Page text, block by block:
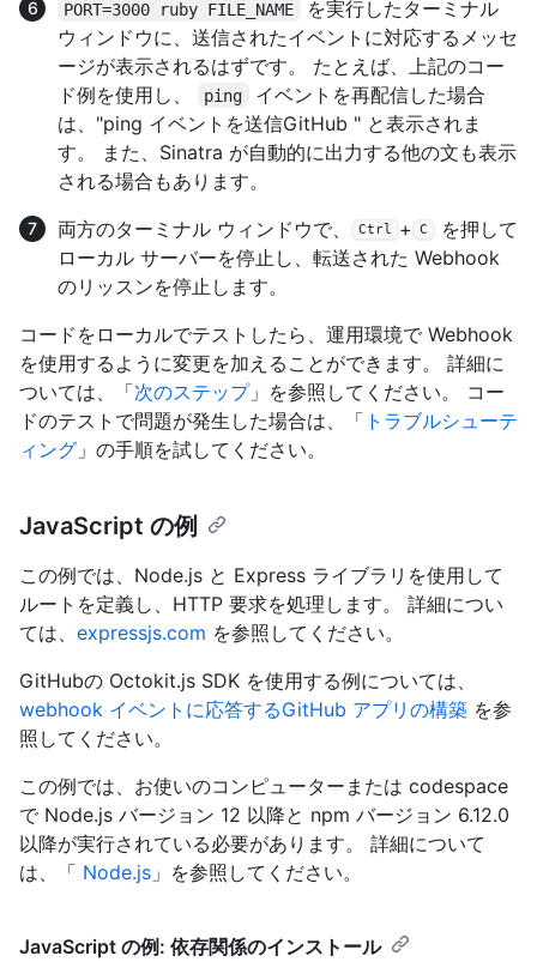
PORT=3000 ruby FILE_NAME
を実行したターミナル
ウィンドウに、送信されたイベントに対応するメッセ
ージが表示されるはずです。 たとえば、上記のコー
ド例を使用し、
ping
イベントを再配信した場合
は、"ping イベントを送信GitHub " と表示されま
す。 また、Sinatra が自動的に出力する他の文も表示
される場合もあります。
両方のターミナル ウィンドウで、
Ctrl + C
を押して
ローカル サーバーを停止し、転送された Webhook
のリッスンを停止します。
コードをローカルでテストしたら、運用環境で Webhook
を使用するように変更を加えることができます。 詳細に
ついては、「次のステップ」を参照してください。 コー
ドのテストで問題が発生した場合は、「 トラブルシューテ
ィング 」の手順を試してください。
JavaScript の例
この例では、Node.js と Express ライブラリを使用して
ルートを定義し、HTTP 要求を処理します。 詳細につい
ては、 expressjs.com を参照してください。
GitHubの Octokit.js SDK を使用する例については、
webhook イベントに応答するGitHub アプリの構築 を参
照してください。
この例では、お使いのコンピューターまたは codespace
で Node.js バージョン 12 以降と npm バージョン 6.12.0
以降が実行されている必要があります。 詳細について
は、「 Node.js 」を参照してください。
JavaScript の例: 依存関係のインストール